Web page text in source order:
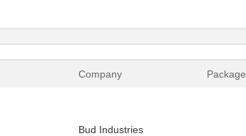
Company Package
Bud Industries